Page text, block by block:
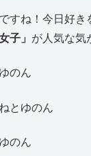
すね！今日好き
子」 が人気な気
のん
とゆのん
のん